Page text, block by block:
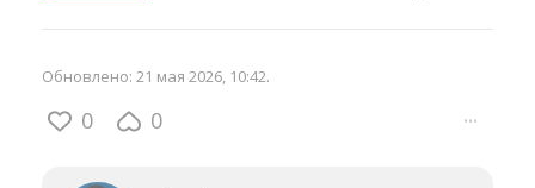
Обновлено: 21 мая 2026, 10:42.
0 0 ···